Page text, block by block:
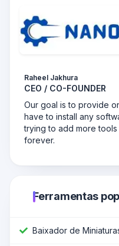
Raheel Jakhura
CEO / CO-FOUNDER
Our goal is to provide
have to install any
trying to add more
forever.
Ferramentas
Baixador de